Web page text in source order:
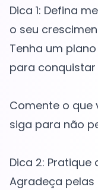
Dica 1: Defina
o seu
Tenha um
para
Comente o que
siga para não
Dica 2:
Agradeça